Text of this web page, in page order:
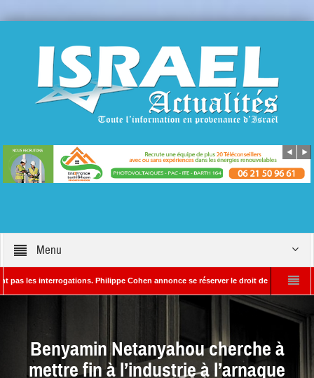
Menu
interrogations. Philippe Cohen annonce se réserver le droit de poursuivre Israël
L’Iran menace de frapper Tel-Aviv si Donald Trump élargit
Benyamin Netanyahou cherche à
mettre fin à l’industrie à l’arnaque